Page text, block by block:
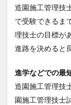
造園施工管理技
で受験できるま
理技士の目標が
進路を決めると
進学などでの最
造園施工管理技
園施工管理技士